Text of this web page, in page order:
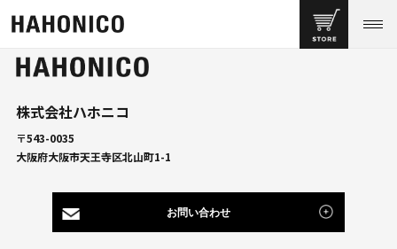
株式会社ハホニコ
〒543-0035
大阪府大阪市天王寺区北山町1-1
お問い合わせ